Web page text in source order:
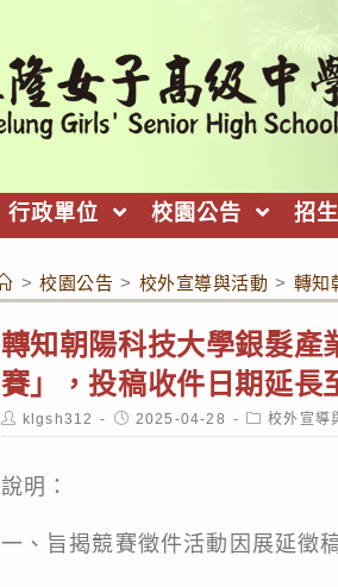
行政單位 校園公告 招
> 校園公告 > 校外宣導與活動 > 轉知
轉知朝陽科技大學銀髮產
賽」，投稿收件日期延長
Post
author:
klgsh312
Post
published:
2025-04-28
Post
category:
校外宣導
說明：
一、旨揭競賽徵件活動因展延徵